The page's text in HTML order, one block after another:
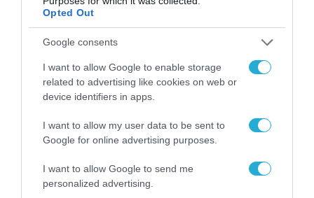
Opted Out
Google consents
I want to allow Google to enable storage
related to advertising like cookies on web or
device identifiers in apps.
I want to allow my user data to be sent to
Google for online advertising purposes.
I want to allow Google to send me
personalized advertising.